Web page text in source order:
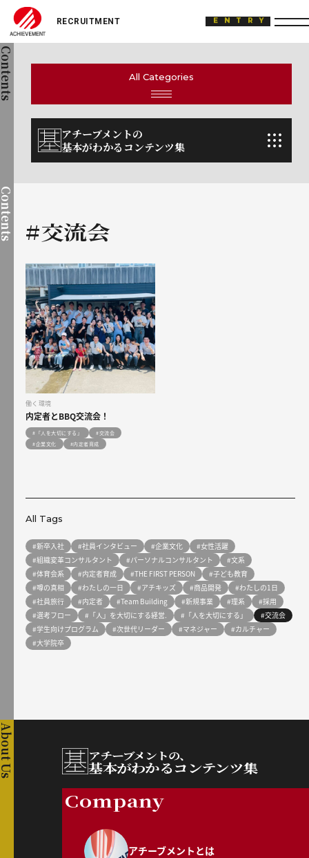
ACHIEVEMENT
All Categories
アチーブメントの
基本がわかるコンテンツ集
#交流会
働く環境
内定者とBBQ交流会！
#「人を大切にする」
#交流会
#企業文化
#内定者育成
All Tags
#新卒入社 #社員インタビュー #企業文化
#女性活躍
#組織変革コンサルタント
#パーソナルコンサルタント
#文系
#体育会系
#内定者育成 #THE FIRST PERSON
#子ども教育
#噂の真相
#わたしの一日 #アチキッズ #商品開発
#わたしの1日
#社員旅行
#内定者 #Team Building #新規事業 #理系
#採用
#選考フロー
#「人」を大切にする経営. #「人を大切にする」
#交流会
#学生向けプログラム
#次世代リーダー #マネジャー
#カルチャー
#大学院卒
Us アチーブメントの、
基本がわかるコンテンツ集
Company
アチーブメントとは